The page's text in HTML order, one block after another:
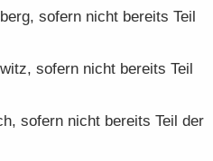
so­fern nicht be­reits Teil
so­fern nicht be­reits Teil
so­fern nicht be­reits Teil der